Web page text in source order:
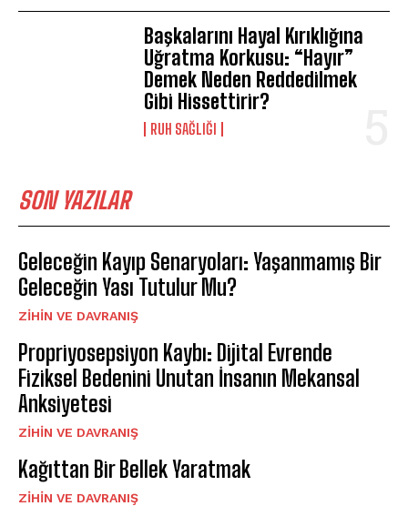
Başkalarını Hayal Kırıklığına
Uğratma Korkusu: “Hayır”
Demek Neden Reddedilmek
Gibi Hissettirir?
⁠RUH SAĞLIĞI
SON YAZILAR
Geleceğin Kayıp Senaryoları: Yaşanmamış Bir
Geleceğin Yası Tutulur Mu?
⁠ZIHIN VE DAVRANIŞ
Propriyosepsiyon Kaybı: Dijital Evrende
Fiziksel Bedenini Unutan İnsanın Mekansal
Anksiyetesi
⁠ZIHIN VE DAVRANIŞ
Kağıttan Bir Bellek Yaratmak
⁠ZIHIN VE DAVRANIŞ